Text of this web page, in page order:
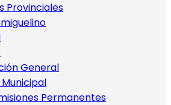
Provinciales
General
Permanentes